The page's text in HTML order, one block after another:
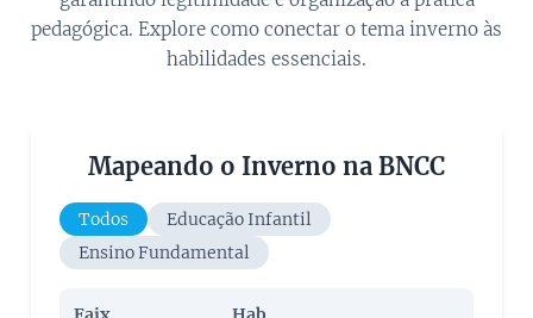
pedagógica. Explore como conectar o tema inverno às
habilidades essenciais.
Mapeando o Inverno na BNCC
Todos
Educação Infantil
Ensino Fundamental